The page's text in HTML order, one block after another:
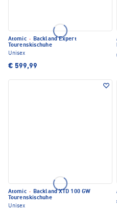
Atomic · Backland Expert
Tourenskischuhe
Unisex
€ 599,99
Atomic · Backland XTD 100 GW
Tourenskischuhe
Unisex